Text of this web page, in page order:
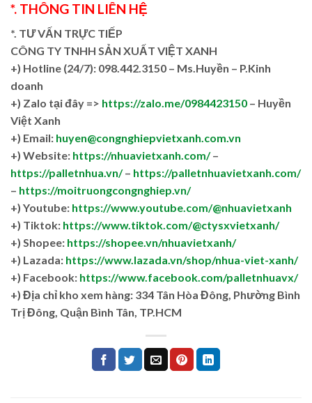
*. THÔNG TIN LIÊN HỆ
*. TƯ VẤN TRỰC TIẾP
CÔNG TY TNHH SẢN XUẤT VIỆT XANH
+) Hotline (24/7): 098.442.3150 – Ms.Huyền – P.Kinh
doanh
+) Zalo tại đây => https://zalo.me/0984423150 – Huyền
Việt Xanh
+) Email: huyen@congnghiepvietxanh.com.vn
+) Website: https://nhuavietxanh.com/–
https://palletnhua.vn/– https://palletnhuavietxanh.com/
– https://moitruongcongnghiep.vn/
+) Youtube: https://www.youtube.com/@nhuavietxanh
+) Tiktok: https://www.tiktok.com/@ctysxvietxanh/
+) Shopee: https://shopee.vn/nhuavietxanh/
+) Lazada: https://www.lazada.vn/shop/nhua-viet-xanh/
+) Facebook: https://www.facebook.com/palletnhuavx/
+) Địa chỉ kho xem hàng: 334 Tân Hòa Đông, Phường Bình
Trị Đông, Quận Bình Tân, TP.HCM